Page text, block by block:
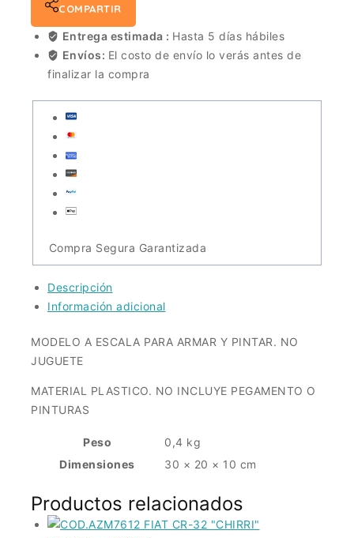
ESC
1/72
cantidad
COMPARTIR
Entrega estimada : Hasta 5 días hábiles
Envíos: El costo de envío lo verás antes de
finalizar la compra
Compra Segura Garantizada
Descripción
Información adicional
MODELO A ESCALA PARA ARMAR Y PINTAR. NO
JUGUETE
MATERIAL PLASTICO. NO INCLUYE PEGAMENTO O
PINTURAS
Peso
0,4 kg
Dimensiones
30 × 20 × 10 cm
Productos relacionados